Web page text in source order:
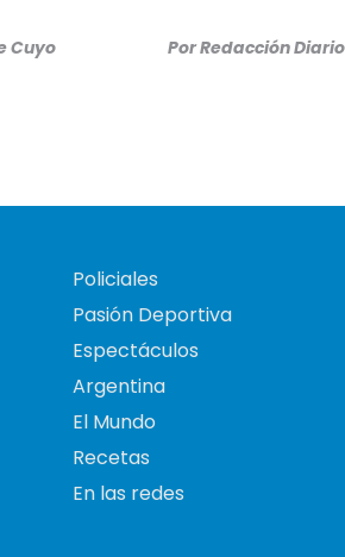
Cuyo PorRedacción
Policiales
Pasión Deportiva
Espectáculos
Argentina
El Mundo
Recetas
En las redes